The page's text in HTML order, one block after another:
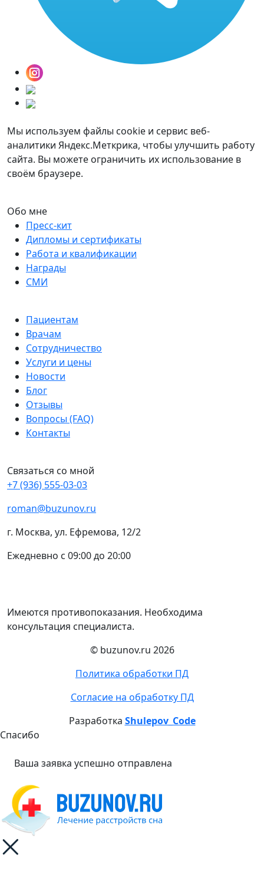
Мы используем файлы cookie и сервис веб-
аналитики Яндекс.Меткрика, чтобы улучшить работу
сайта. Вы можете ограничить их использование в
своём браузере.
Обо мне
Пресс-кит
Дипломы и сертификаты
Работа и квалификации
Награды
СМИ
Пациентам
Врачам
Сотрудничество
Услуги и цены
Новости
Блог
Отзывы
Вопросы (FAQ)
Контакты
Связаться со мной
+7 (936) 555-03-03
roman@buzunov.ru
г. Москва, ул. Ефремова, 12/2
Ежедневно с 09:00 до 20:00
Имеются противопоказания. Необходима
консультация специалиста.
© buzunov.ru 2026
Политика обработки ПД
Согласие на обработку ПД
Разработка Shulepov_Code
Спасибо
Ваша заявка успешно отправлена